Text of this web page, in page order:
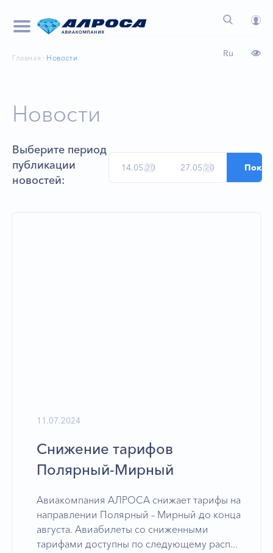
Ru
Главная Новости
Новости
Выберите период
публикации
новостей:
11.07.2024
Снижение тарифов
Полярный-Мирный
Авиакомпания АЛРОСА снижает тарифы на
направлении Полярный – Мирный до конца
августа. Авиабилеты со сниженными
тарифами доступны по следующему расп...